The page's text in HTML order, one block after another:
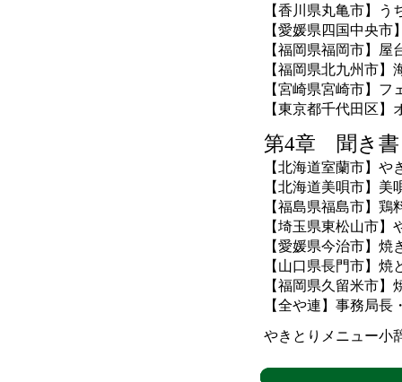
【香川県丸亀市】
【愛媛県四国中央
【福岡県福岡市】
【福岡県北九州市
【宮崎県宮崎市】
【東京都千代田区
第4章 聞き書
【北海道室蘭市】
【北海道美唄市】
【福島県福島市】
【埼玉県東松山市
【愛媛県今治市】
【山口県長門市】
【福岡県久留米市
【全や連】事務局長
やきとりメニュー小